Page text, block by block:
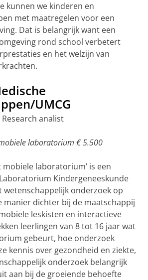
kunnen we kinderen en
met maatregelen voor een
Dat is belangrijk want een
rond school verbetert
en het welzijn van
UMCG
Research analist
laboratorium € 5.500
mobiele laboratorium’ is een
Kindergeneeskunde
onderzoek op
manier dichter bij de maatschappij
leskisten en interactieve
leerlingen van 8 tot 16 jaar wat
gebeurt, hoe onderzoek
kennis over gezondheid en ziekte,
onderzoek belangrijk
aan bij de groeiende behoefte